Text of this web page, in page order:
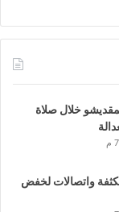
خلال صلاة
واتصالات لخفض